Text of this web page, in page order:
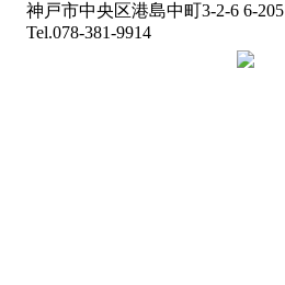
神戸市中央区港島中町3-2-6 6-205
Tel.078-381-9914